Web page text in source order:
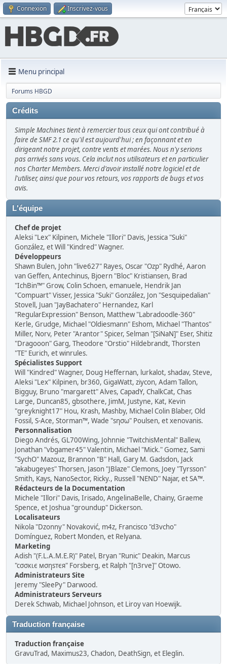
Connexion Inscrivez-vous
Menu principal
Forums HBGD
Crédits
Simple Machines tient à remercier tous ceux qui ont contribué à
faire de SMF 2.1 ce qu'il est aujourd'hui ; en façonnant et en
dirigeant notre projet, contre vents et marées. Nous n'y serions
pas arrivés sans vous. Cela inclut nos utilisateurs et en particulier
nos Charter Members. Merci d'avoir installé notre logiciel et de
l'utiliser, ainsi que pour vos retours, vos rapports de bugs et vos
avis.
L'équipe
Chef de projet
Aleksi "Lex" Kilpinen, Michele "Illori" Davis, Jessica "Suki"
González, et Will "Kindred" Wagner.
Développeurs
Shawn Bulen, John "live627" Rayes, Oscar "Ozp" Rydhé, Aaron
van Geffen, Antechinus, Bjoern "Bloc" Kristiansen, Brad
"IchBin™" Grow, Colin Schoen, emanuele, Hendrik Jan
"Compuart" Visser, Jessica "Suki" González, Jon "Sesquipedalian"
Stovell, Juan "JayBachatero" Hernandez, Karl
"RegularExpression" Benson, Matthew "Labradoodle-360"
Kerle, Grudge, Michael "Oldiesmann" Eshom, Michael "Thantos"
Miller, Norv, Peter "Arantor" Spicer, Selman "[SiNaN]" Eser, Shitiz
"Dragooon" Garg, Theodore "Orstio" Hildebrandt, Thorsten
"TE" Eurich, et winrules.
Spécialistes Support
Will "Kindred" Wagner, Doug Heffernan, lurkalot, shadav, Steve,
Aleksi "Lex" Kilpinen, br360, GigaWatt, ziycon, Adam Tallon,
Bigguy, Bruno "margarett" Alves, CapadY, ChalkCat, Chas
Large, Duncan85, gbsothere, JimM, Justyne, Kat, Kevin
"greyknight17" Hou, Krash, Mashby, Michael Colin Blaber, Old
Fossil, S-Ace, Storman™, Wade "sησω" Poulsen, et xenovanis.
Personnalisation
Diego Andrés, GL700Wing, Johnnie "TwitchisMental" Ballew,
Jonathan "vbgamer45" Valentin, Michael "Mick." Gomez, Sami
"SychO" Mazouz, Brannon "B" Hall, Gary M. Gadsdon, Jack
"akabugeyes" Thorsen, Jason "JBlaze" Clemons, Joey "Tyrsson"
Smith, Kays, NanoSector, Ricky., Russell "NEND" Najar, et SA™.
Rédacteurs de la Documentation
Michele "Illori" Davis, Irisado, AngelinaBelle, Chainy, Graeme
Spence, et Joshua "groundup" Dickerson.
Localisateurs
Nikola "Dzonny" Novaković, m4z, Francisco "d3vcho"
Domínguez, Robert Monden, et Relyana.
Marketing
Adish "(F.L.A.M.E.R)" Patel, Bryan "Runic" Deakin, Marcus
"cσσкιє мσηѕтєя" Forsberg, et Ralph "[n3rve]" Otowo.
Administrateurs Site
Jeremy "SleePy" Darwood.
Administrateurs Serveurs
Derek Schwab, Michael Johnson, et Liroy van Hoewijk.
Traduction française
Traduction française
GravuTrad, Maximus23, Chadon, DeathSign, et Eleglin.